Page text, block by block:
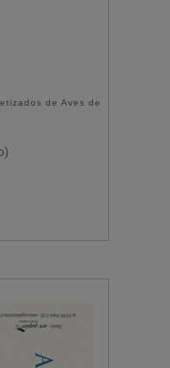
de Aves de